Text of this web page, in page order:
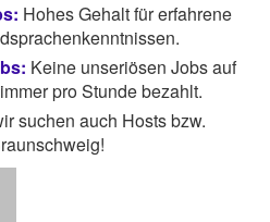
Hohes Gehalt für erfahrene
Keine unseriösen Jobs auf
pro Stunde bezahlt.
suchen auch Hosts bzw.